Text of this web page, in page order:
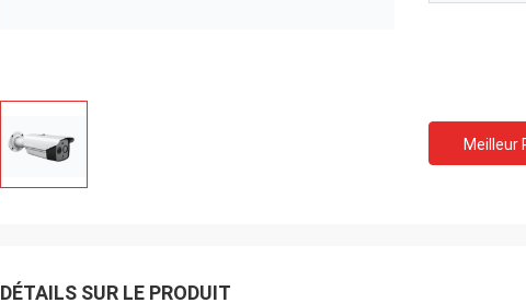
Meilleur
DÉTAILS SUR LE PRODUIT